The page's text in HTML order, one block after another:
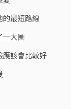
的最短路線
一大圈
應該會比較好